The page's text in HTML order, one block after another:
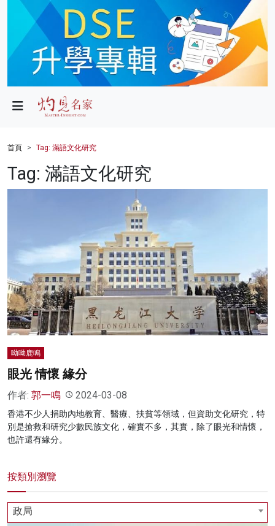
政局
財經
健康
影片
名家榜
灼見活動
首頁 Tag: 滿語文化研究
Tag: 滿語文化研究
呦呦鹿鳴
眼光 情懷 緣分
作者: 郭一鳴 2024-03-08
香港不少人捐助內地教育、醫療、扶貧等領域，但資助文化研究，特
別是搶救和研究少數民族文化，確實不多，其實，除了眼光和情懷，
也許還有緣分。
按類別瀏覽
政局